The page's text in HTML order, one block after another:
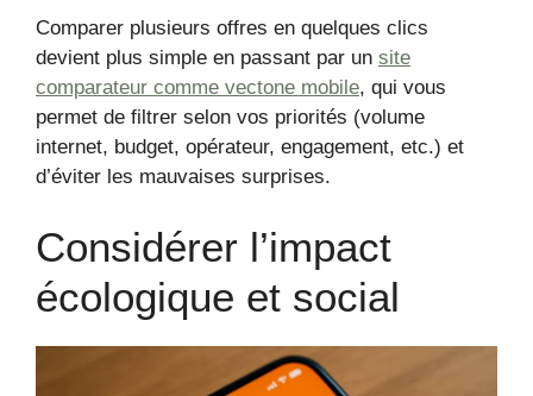
Comparer plusieurs offres en quelques clics
devient plus simple en passant par un site
comparateur comme vectone mobile, qui vous
permet de filtrer selon vos priorités (volume
internet, budget, opérateur, engagement, etc.) et
d’éviter les mauvaises surprises.
Considérer l’impact
écologique et social